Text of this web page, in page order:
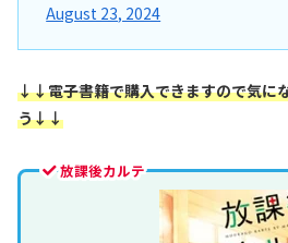
August 23, 2024
↓↓電子書籍で購入できますので気に
う↓↓
放課後カルテ